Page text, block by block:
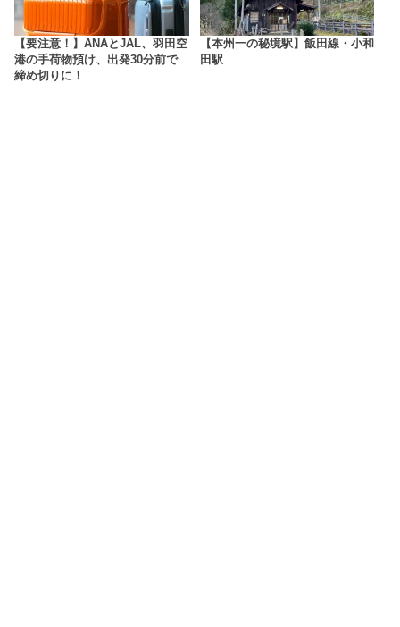
【要注意！】ANAとJAL、羽田空
港の手荷物預け、出発30分前で
締め切りに！
【本州一の秘境駅】飯田線・小和
田駅